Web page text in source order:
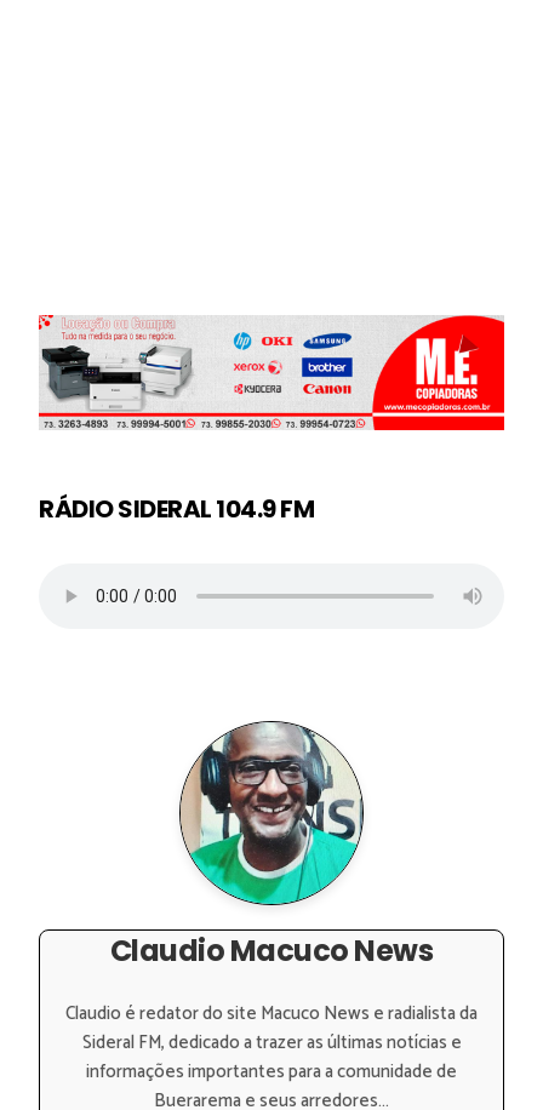
RÁDIO SIDERAL 104.9 FM
Claudio Macuco News
Claudio é redator do site Macuco News e radialista da
Sideral FM, dedicado a trazer as últimas notícias e
informações importantes para a comunidade de
Buerarema e seus arredores...